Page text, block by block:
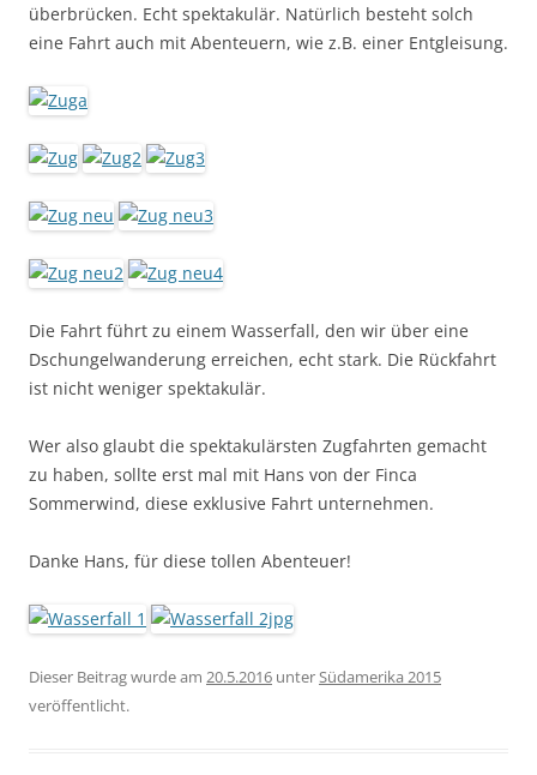
überbrücken. Echt spektakulär. Natürlich besteht solch
eine Fahrt auch mit Abenteuern, wie z.B. einer Entgleisung.
Die Fahrt führt zu einem Wasserfall, den wir über eine
Dschungelwanderung erreichen, echt stark. Die Rückfahrt
ist nicht weniger spektakulär.
Wer also glaubt die spektakulärsten Zugfahrten gemacht
zu haben, sollte erst mal mit Hans von der Finca
Sommerwind, diese exklusive Fahrt unternehmen.
Danke Hans, für diese tollen Abenteuer!
Dieser Beitrag wurde am 20.5.2016 unterSüdamerika 2015
veröffentlicht.